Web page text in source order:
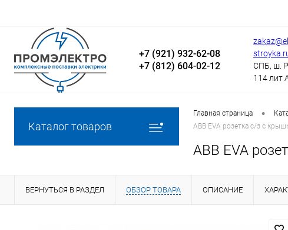
+7 (921) 932-62-08
+7 (812) 604-02-12
СПБ, ш.
114 лит
Каталог товаров
Главная страница •
ABB EVA розетка с/з c
ABB EVA
ВЕРНУТЬСЯ В РАЗДЕЛ ОБЗОР ТОВАРА ОПИСАНИЕ